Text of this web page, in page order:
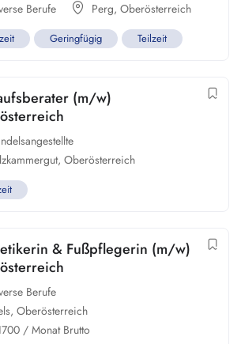
Berufe Perg, Oberösterreich
Geringfügig Teilzeit
(m/w)
, Oberösterreich
& Fußpflegerin (m/w)
Berufe
, Oberösterreich
/ Monat Brutto